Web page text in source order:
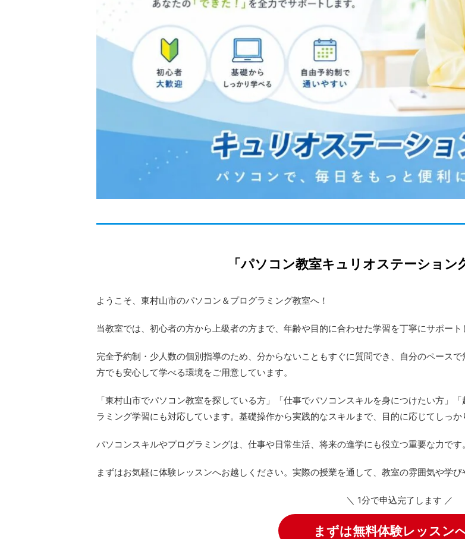
「パソコン教室キュリオステーション
ようこそ、東村山市のパソコン＆プログラミング教室へ！
当教室では、初心者の方から上級者の方まで、年齢や目的に合わせた学習を丁寧にサポート
完全予約制・少人数の個別指導のため、分からないこともすぐに質問でき、自分のペース
方でも安心して学べる環境をご用意しています。
「東村山市でパソコン教室を探している方」「仕事でパソコンスキルを身につけたい方」
ラミング学習にも対応しています。基礎操作から実践的なスキルまで、目的に応じてしっか
パソコンスキルやプログラミングは、仕事や日常生活、将来の進学にも役立つ重要な力で
まずはお気軽に体験レッスンへお越しください。実際の授業を通して、教室の雰囲気や学び
＼ 1分で申込完了します ／
まずは無料体験レッスン